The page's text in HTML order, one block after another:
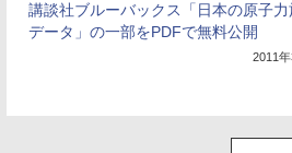
講談社ブルーバックス「日本の原子
データ」の一部をPDFで無料公開
2011